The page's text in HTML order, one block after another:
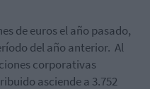
de euros el año pasado,
del año anterior. Al
corporativas
asciende a 3.752